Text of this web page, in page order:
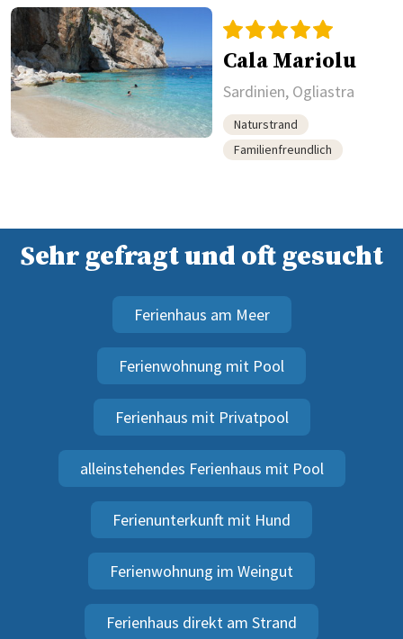
Cala Mariolu
Sardinien, Ogliastra
Naturstrand
Familienfreundlich
Sehr gefragt und oft gesucht
Ferienhaus am Meer
Ferienwohnung mit Pool
Ferienhaus mit Privatpool
alleinstehendes Ferienhaus mit Pool
Ferienunterkunft mit Hund
Ferienwohnung im Weingut
Ferienhaus direkt am Strand